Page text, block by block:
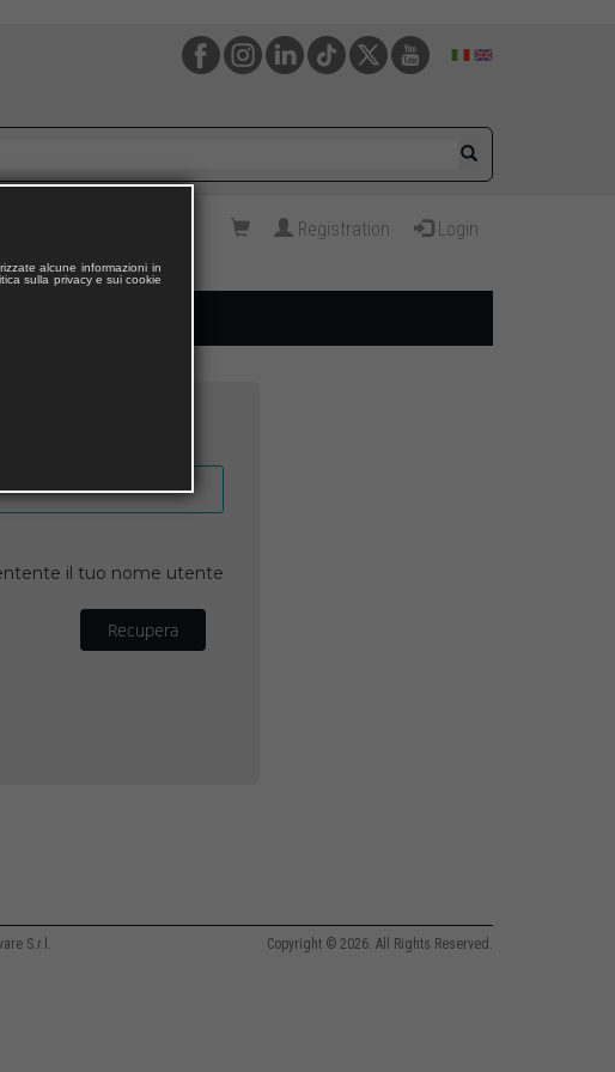
Registration Login
il tuo nome utente
Recupera
S.r.l. Copyright © 2026. All Rights Reserved.
alcune informazioni in
sulla privacy e sui cookie